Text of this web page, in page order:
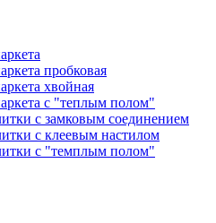
пробковая
хвойная
с "теплым полом"
с замковым соединением
с клеевым настилом
с "темплым полом"